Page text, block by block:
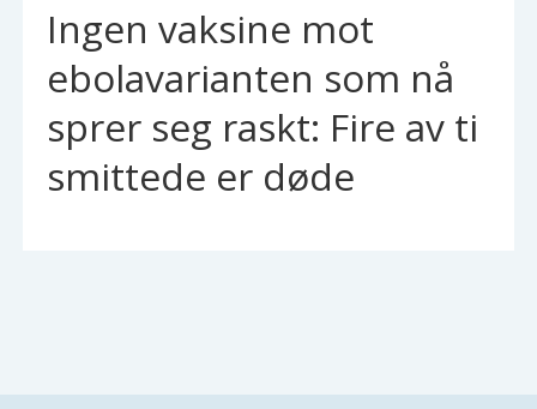
Ingen vaksine mot
ebolavarianten som nå
sprer seg raskt: Fire av ti
smittede er døde